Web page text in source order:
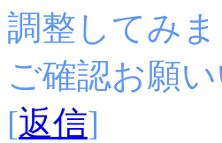
調整してみま
ご確認お願
[返信]